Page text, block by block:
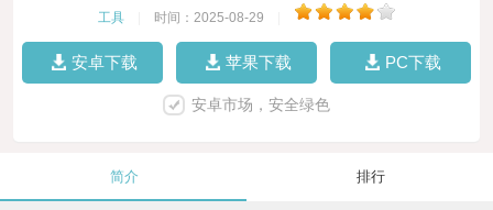
工具 时间：2025-08-29
安卓下载 苹果下载 PC下载
安卓市场，安全绿色
简介 排行